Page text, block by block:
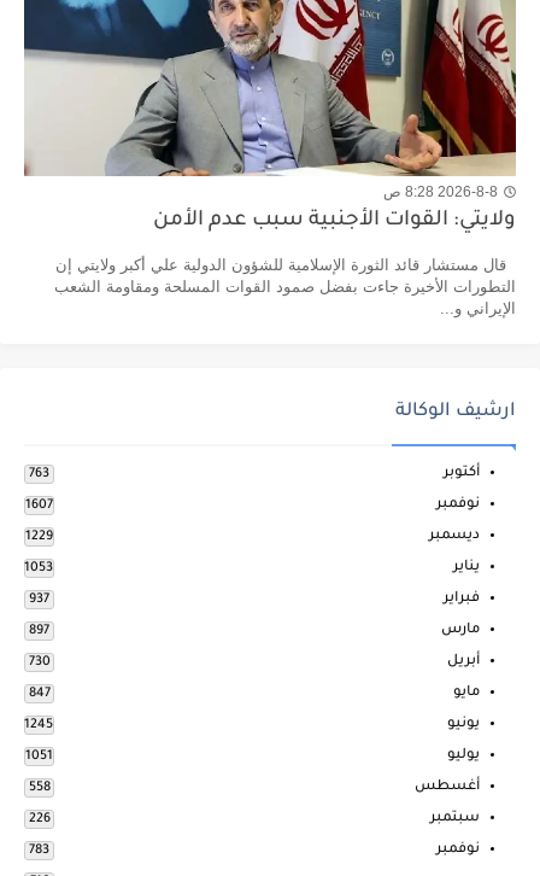
2026-8-8 8:28 ص
ولايتي: القوات الأجنبية سبب عدم الأمن
قال مستشار قائد الثورة الإسلامية للشؤون الدولية علي أكبر ولايتي إن
التطورات الأخيرة جاءت بفضل صمود القوات المسلحة ومقاومة الشعب
الإيراني و...
ارشيف الوكالة
أكتوبر 763
نوفمبر 1607
ديسمبر 1229
يناير 1053
فبراير 937
مارس 897
أبريل 730
مايو 847
يونيو 1245
يوليو 1051
أغسطس 558
سبتمبر 226
نوفمبر 783